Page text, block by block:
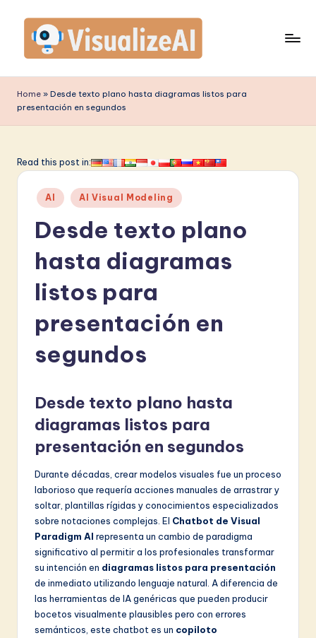
contenido
is
u
li
A
ni
in
A
Home » Desde texto plano hasta diagramas listos para
presentación en segundos
Read this post in:
Publicado
en
AI AI Visual Modeling
Desde texto plano
hasta diagramas
listos para
presentación en
segundos
Desde texto plano hasta
diagramas listos para
presentación en segundos
Durante décadas, crear modelos visuales fue un proceso
laborioso que requería acciones manuales de arrastrar y
soltar, plantillas rígidas y conocimientos especializados
sobre notaciones complejas. El Chatbot de Visual
Paradigm AI representa un cambio de paradigma
significativo al permitir a los profesionales transformar
su intención en diagramas listos para presentación
de inmediato utilizando lenguaje natural. A diferencia de
las herramientas de IA genéricas que pueden producir
bocetos visualmente plausibles pero con errores
semánticos, este chatbot es un copiloto